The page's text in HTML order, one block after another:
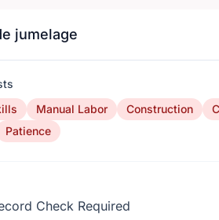
jumelage
Manual Labor Construction
Patience
Check Required